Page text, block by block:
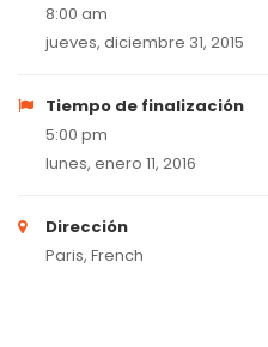
8:00 am
jueves, diciembre 31, 2015
Tiempo de finalización
5:00 pm
lunes, enero 11, 2016
Dirección
Paris, French